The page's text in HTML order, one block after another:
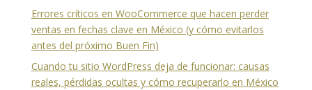
Errores críticos en WooCommerce que hacen perder
ventas en fechas clave en México (y cómo evitarlos
antes del próximo Buen Fin)
Cuando tu sitio WordPress deja de funcionar: causas
reales, pérdidas ocultas y cómo recuperarlo en México